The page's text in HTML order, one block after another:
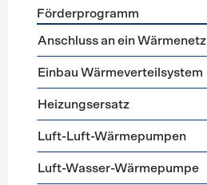
Förderprogramme Heizung
Förderprogramm
Anschluss an ein Wärmenetz
Einbau Wärmeverteilsystem
Heizungsersatz
Luft-Luft-Wärmepumpen
Luft-Wasser-Wärmepumpe